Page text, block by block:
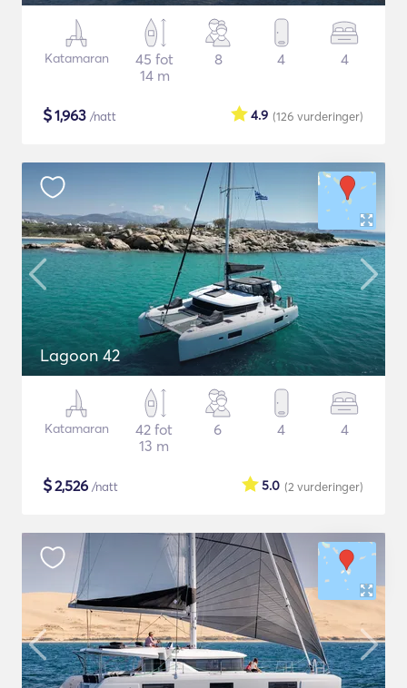
Katamaran
45 fot
14 m
8 4 4
$1,963 /natt (126 vurderinger)
4.9
Lagoon 42
Katamaran
42 fot
13 m
6 4 4
$2,526 /natt (2 vurderinger)
5.0